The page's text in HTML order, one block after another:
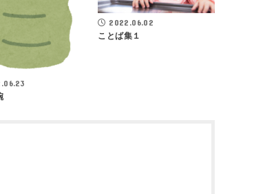
2022.06.02
ことば集１